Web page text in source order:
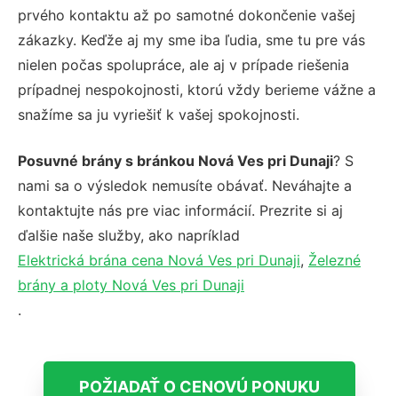
prvého kontaktu až po samotné dokončenie vašej
zákazky. Keďže aj my sme iba ľudia, sme tu pre vás
nielen počas spolupráce, ale aj v prípade riešenia
prípadnej nespokojnosti, ktorú vždy berieme vážne a
snažíme sa ju vyriešiť k vašej spokojnosti.
Posuvné brány s bránkou Nová Ves pri Dunaji? S
nami sa o výsledok nemusíte obávať. Neváhajte a
kontaktujte nás pre viac informácií. Prezrite si aj
ďalšie naše služby, ako napríklad
Elektrická brána cena Nová Ves pri Dunaji, Železné
brány a ploty Nová Ves pri Dunaji
.
POŽIADAŤ O CENOVÚ PONUKU